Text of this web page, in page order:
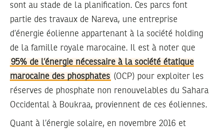
sont au stade de la planification. Ces parcs font
partie des travaux de Nareva, une entreprise
d’énergie éolienne appartenant à la société holding
de la famille royale marocaine. Il est à noter que
95% de l’énergie nécessaire à la société étatique
marocaine des phosphates (OCP) pour exploiter les
réserves de phosphate non renouvelables du Sahara
Occidental à Boukraa, proviennent de ces éoliennes.
Quant à l’énergie solaire, en novembre 2016 et